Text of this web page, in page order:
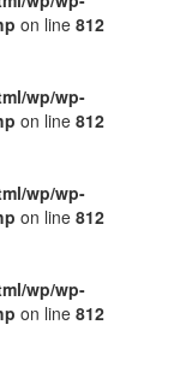
on line 812
wp/wp-
on line 812
wp/wp-
on line 812
wp/wp-
on line 812